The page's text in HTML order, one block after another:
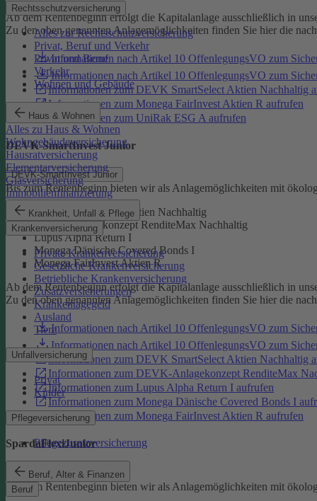
Rechtsschutzversicherung
Alles zur Rechtsschutzversicherung
Privat, Beruf und Verkehr
Privat und Beruf
Verkehr
Wohnen und Gebäude
Haus & Wohnen
Alles zu Haus & Wohnen
Wohngebäudeversicherung
Hausratversicherung
Elementarversicherung
Glasversicherung
Immobilienfinanzierung
Krankheit, Unfall & Pflege
Krankenversicherung
Private Krankenversicherung
Gesetzliche Krankenversicherung
Betriebliche Krankenversicherung
Zusatzversicherungen
Krankentagegeld
Ausland
Tiere
Unfallversicherung
Privat
Kinder
Pflegeversicherung
Pflegezusatzversicherung
Beruf, Alter & Finanzen
Beruf
Ab dem Rentenbeginn erfolgt die Kapitalanlage ausschließlich in
Zu den oben genannten Anlagemöglichkeiten finden Sie hier die
Informationen nach Artikel 10 OffenlegungsVO zum
Informationen nach Artikel 10 OffenlegungsVO zum
Informationen zum DEVK SmartSelect Aktien Nachhaltig
Informationen zum Monega FairInvest Aktien R aufrufen
Informationen zum UniRak ESG A aufrufen
DEVK-SmartInvest Junior
DEVK-SmartInvest Junior
Bis zum Rentenbeginn bieten wir als Anlagemöglichkeiten mit
DEVK SmartSelect Aktien Nachhaltig
DEVK-Anlagekonzept RenditeMax Nachhaltig
Lupus Alpha Return I
Monega Dänische Covered Bonds I
Monega FairInvest Aktien R
Ab dem Rentenbeginn erfolgt die Kapitalanlage ausschließlich in
Zu den oben genannten Anlagemöglichkeiten finden Sie hier die
Informationen nach Artikel 10 OffenlegungsVO zum
Informationen nach Artikel 10 OffenlegungsVO zum
Informationen zum DEVK SmartSelect Aktien Nachhaltig
Informationen zum DEVK-Anlagekonzept RenditeMax
Informationen zum Lupus Alpha Return I aufrufen
Informationen zum Monega Dänische Covered Bonds I
Informationen zum Monega FairInvest Aktien R aufrufen
SpardaFlexiJunior
SpardaFlexiJunior
Bis zum Rentenbeginn bieten wir als Anlagemöglichkeiten mit